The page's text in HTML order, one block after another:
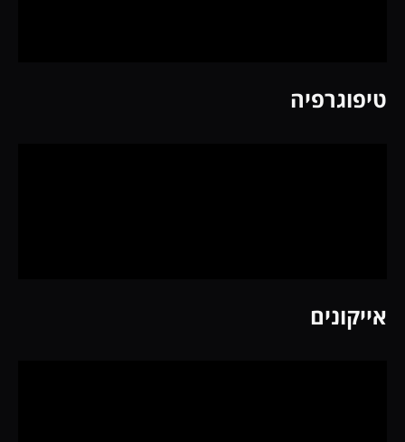
טיפוגרפיה
אייקונים